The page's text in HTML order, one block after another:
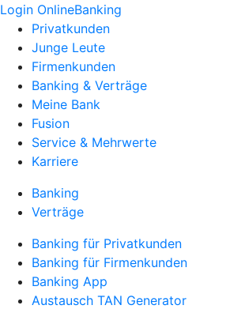
Login OnlineBanking
Privatkunden
Junge Leute
Firmenkunden
Banking & Verträge
Meine Bank
Fusion
Service & Mehrwerte
Karriere
Banking
Verträge
Banking für Privatkunden
Banking für Firmenkunden
Banking App
Austausch TAN Generator